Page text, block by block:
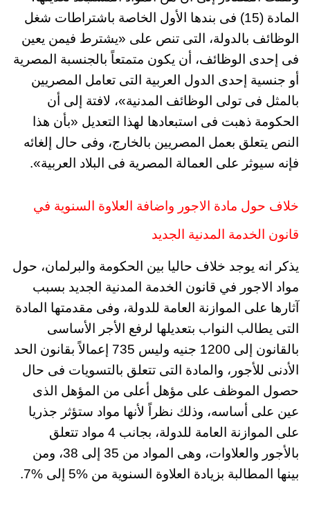
المادة (15) فى بندها الأول الخاصة باشتراطات شغل
الوظائف بالدولة، التى تنص على «يشترط فيمن يعين
فى إحدى الوظائف، أن يكون متمتعاً بالجنسبة المصرية
أو جنسية إحدى الدول العربية التى تعامل المصريين
بالمثل فى تولى الوظائف المدنية»، لافتة إلى أن
الحكومة ذهبت فى استبعادها لهذا التعديل «بأن هذا
النص يتعلق بعمل المصريين بالخارج، وفى حال إلغائه
فإنه سيوثر على العمالة المصرية فى البلاد العربية».
خلاف حول مادة الاجور واضافة العلاوة السنوية في
قانون الخدمة المدنية الجديد
يذكر انه يوجد خلاف حاليا بين الحكومة والبرلمان، حول
مواد الاجور في قانون الخدمة المدنية الجديد بسبب
آثارها على الموازنة العامة للدولة، وفى مقدمتها المادة
التى يطالب النواب بتعديلها لرفع الأجر الأساسى
بالقانون إلى 1200 جنيه وليس 735 إعمالاً بقانون الحد
الأدنى للأجور، والمادة التى تتعلق بالتسويات فى حال
حصول الموظف على مؤهل أعلى من المؤهل الذى
عين على أساسه، وذلك نظراً لأنها مواد ستؤثر جذريا
على الموازنة العامة للدولة، بجانب 4 مواد تتعلق
بالأجور والعلاوات، وهى المواد من 35 إلى 38، ومن
بينها المطالبة بزيادة العلاوة السنوية من %5 إلى %7.